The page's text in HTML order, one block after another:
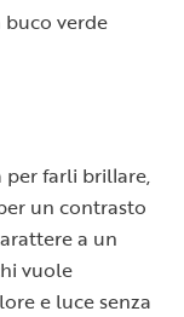
buco verde
farli brillare,
un contrasto
a un
vuole
e luce senza